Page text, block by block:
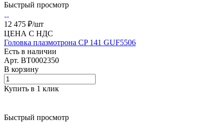
Быстрый просмотр
12 475 ₽/шт
ЦЕНА С НДС
Головка плазмотрона CP 141 GUF5506
Есть в наличии
Арт. BT0002350
В корзину
Купить в 1 клик
Быстрый просмотр